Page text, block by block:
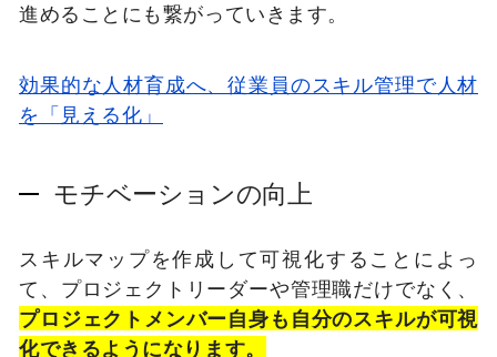
進めることにも繋がっていきます。
効果的な人材育成へ、従業員のスキル管理で人材
を「見える化」
モチベーションの向上
スキルマップを作成して可視化することによっ
て、プロジェクトリーダーや管理職だけでなく、
プロジェクトメンバー自身も自分のスキルが可視
化できるようになります。